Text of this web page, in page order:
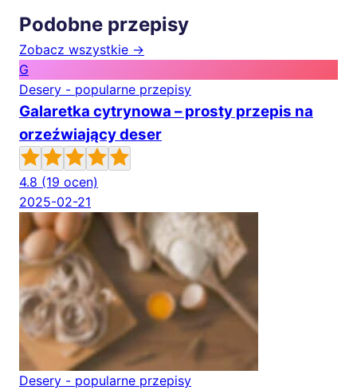
Podobne przepisy
Zobacz wszystkie →
G
Desery - popularne przepisy
Galaretka cytrynowa – prosty przepis na
orzeźwiający deser
4.8 (19 ocen)
2025-02-21
Desery - popularne przepisy